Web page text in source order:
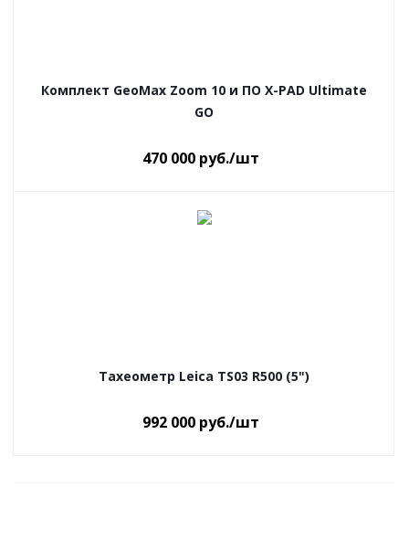
Комплект GeoMax Zoom 10 и ПО X-PAD Ultimate
GO
470 000 руб./шт
Тахеометр Leica TS03 R500 (5")
992 000 руб./шт